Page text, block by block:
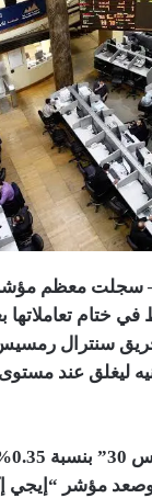
– سجلت معظم
ختام تعاملاتها
سنترال